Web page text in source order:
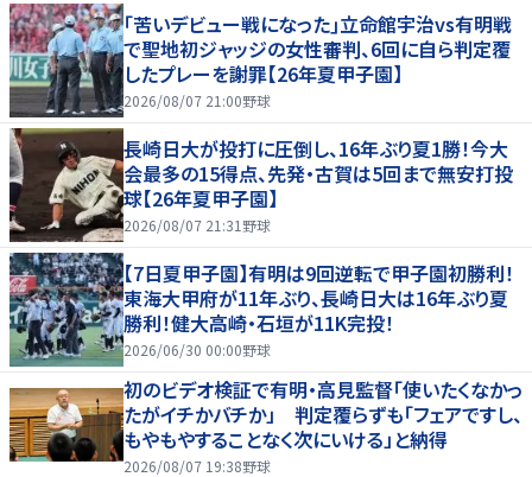
｢苦いデビュー戦になった｣立命館宇治vs有明戦
で聖地初ジャッジの女性審判、6回に自ら判定覆
したプレーを謝罪【26年夏甲子園】
2026/08/07 21:00野球
長崎日大が投打に圧倒し、16年ぶり夏1勝！今大
会最多の15得点、先発・古賀は5回まで無安打投
球【26年夏甲子園】
2026/08/07 21:31 野球
【7日夏甲子園】有明は9回逆転で甲子園初勝利！
東海大甲府が11年ぶり、長崎日大は16年ぶり夏
勝利！健大高崎・石垣が11K完投！
2026/06/30 00:00野球
初のビデオ検証で有明・高見監督「使いたくなかっ
たがイチかバチか」 判定覆らずも「フェアですし、
もやもやすることなく次にいける」と納得
2026/08/07 19:38野球